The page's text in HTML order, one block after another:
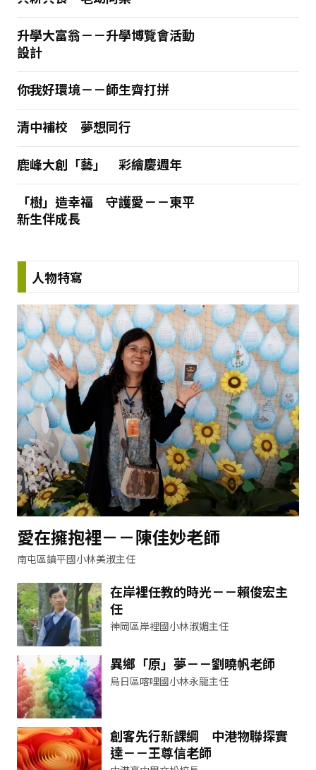
升學大富翁－－升學博覽會活動
設計
你我好環境－－師生齊打拼
清中補校 夢想同行
鹿峰大創「藝」 彩繪慶週年
「樹」造幸福 守護愛－－東平
新生伴成長
人物特寫
愛在擁抱裡－－陳佳妙老師
南屯區鎮平國小林美淑主任
在岸裡任教的時光－－賴俊宏主
任
神岡區岸裡國小林淑媚主任
異鄉「原」夢－－劉曉帆老師
烏日區喀哩國小林永龍主任
創客先行新課綱 中港物聯探實
達－－王尊信老師